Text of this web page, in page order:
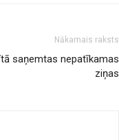
Nākamais raksts
saņemtas nepatīkamas
ziņas